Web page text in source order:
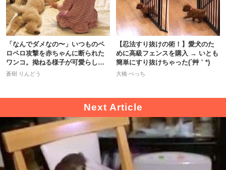
「なんでダメなの〜」いつものペ
ロペロ攻撃を赤ちゃんに断られた
ワンコ。拗ねる様子が可愛らしか
った♡
蒼樹 りんどう
【忍法すり抜けの術！】愛犬のた
めに高級フェンスを購入 → いとも
簡単にすり抜けちゃった(´艸｀*)
大橋 ぺっち